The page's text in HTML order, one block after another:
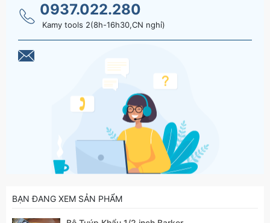
0937.022.280
Kamy tools 2(8h-16h30,CN nghỉ)
BẠN ĐANG XEM SẢN PHẨM